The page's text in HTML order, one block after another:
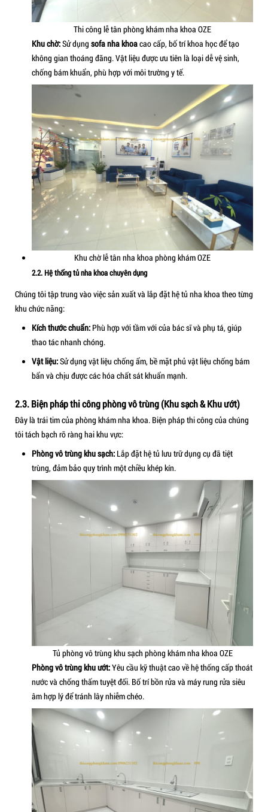
Khu vực này được coi là "mặt tiền" của phòng khám, nơi tạo
tiên với khách hàng.
Quầy lễ tân:Thiết kế hiện đại, tích hợp nhận diện thương
nổi bật.
Thi công lễ tân phòng khám nha khoa OZE
Khu chờ: Sử dụng sofa nha khoa cao cấp, bố trí khoa
không gian thoáng đãng. Vật liệu được ưu tiên là loại dễ
chống bám khuẩn, phù hợp với môi trường y tế.
Khu chờ lễ tân nha khoa phòng khám OZE
2.2. Hệ thống tủ nha khoa chuyên dụng
Chúng tôi tập trung vào việc sản xuất và lắp đặt hệ tủ nha
khu chức năng:
Kích thước chuẩn:Phù hợp với tầm với của bác sĩ và
thao tác nhanh chóng.
Vật liệu:Sử dụng vật liệu chống ẩm, bề mặt phủ vật liệu
bẩn và chịu được các hóa chất sát khuẩn mạnh.
2.3. Biện pháp thi công phòng vô trùng (Khu sạch &
Đây là trái tim của phòng khám nha khoa. Biện pháp thi